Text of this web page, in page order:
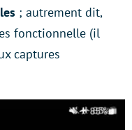
; autrement dit,
fonctionnelle (il
captures